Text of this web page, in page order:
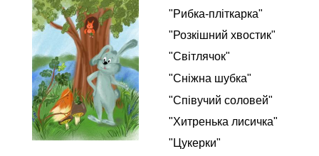
"Рибка-пліткарка"
"Розкішний хвостик"
"Світлячок"
"Сніжна шубка"
"Співучий соловей"
"Хитренька лисичка"
"Цукерки"